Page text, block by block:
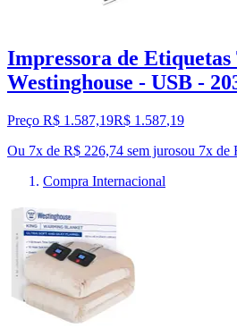
Impressora de
Westinghouse - USB -
Preço R$ 1.587,19R$ 1.587,19
Ou 7x de R$ 226,74 sem jurosou 7x de
Compra Internacional